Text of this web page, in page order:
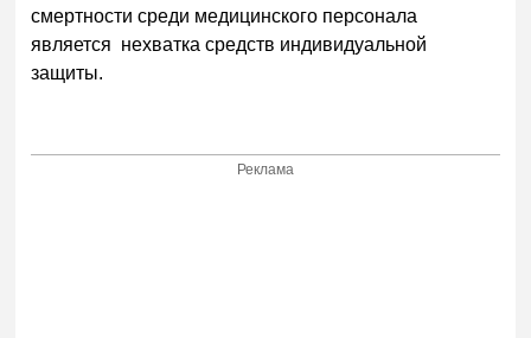
смертности среди медицинского персонала
является нехватка средств индивидуальной
защиты.
Реклама